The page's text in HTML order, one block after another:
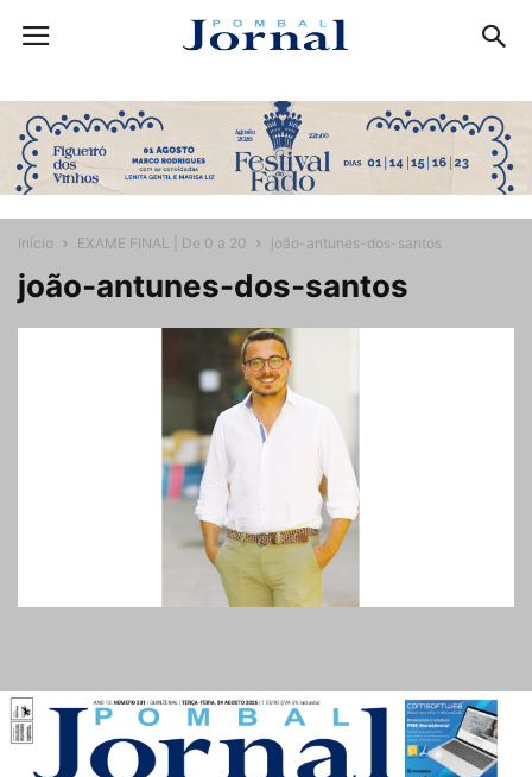
Início EXAME FINAL | De 0 a 20 joão-antunes-dos-santos
joão-antunes-dos-santos